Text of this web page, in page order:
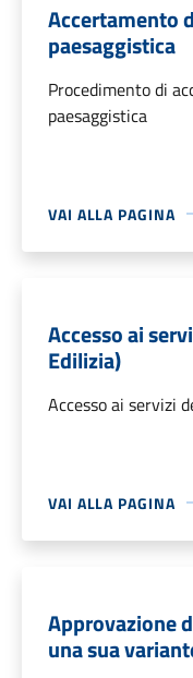
Accertamento
paesaggistica
Procedimento di
paesaggistica
VAI ALLA PAGINA
Accesso ai
Edilizia)
Accesso ai servizi
VAI ALLA PAGINA
Approvazione
una sua